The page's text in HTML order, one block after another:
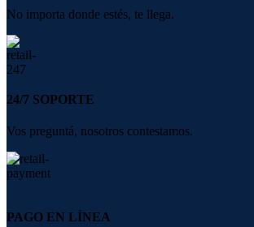
No importa donde estés, te llega.
24/7 SOPORTE
Vos preguntá, nosotros contestamos.
PAGO EN LÍNEA